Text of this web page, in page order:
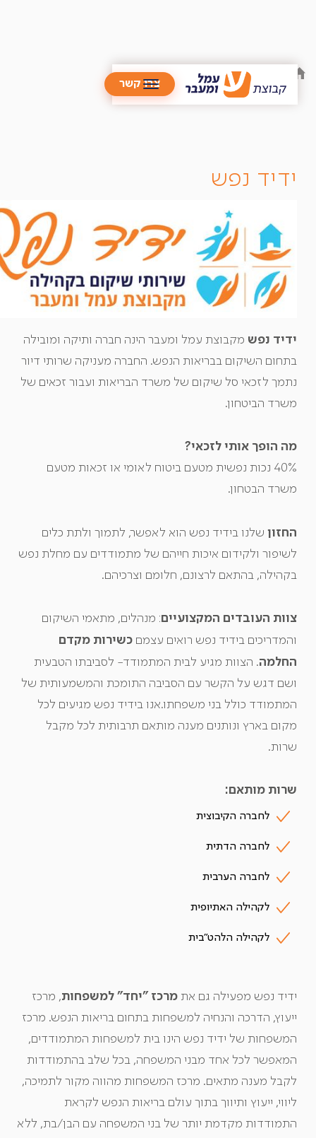
צרו קשר
/ ידיד נפש
ידיד נפש
ידיד נפשמקבוצת עמל ומעבר הינה חברה ותיקה ומובילה
בתחום השיקום בבריאות הנפש. החברה מעניקה שרותי דיור
נתמך לזכאי סל שיקום של משרד הבריאות ועבור זכאים של
משרד הביטחון.
מה הופך אותי לזכאי?
40% נכות נפשית מטעם ביטוח לאומי או זכאות מטעם
משרד הבטחון.
החזוןשלנו בידיד נפש הוא לאפשר, לתמוך ולתת כלים
לשיפור ולקידום איכות חייהם של מתמודדים עם מחלת נפש
בקהילה, בהתאם לרצונם, חלומם וצרכיהם.
צוות העובדים המקצועיים: מנהלים, מתאמי השיקום
והמדריכים בידיד נפש רואים עצמםכשירות מקדם
החלמה. הצוות מגיע לבית המתמודד- לסביבתו הטבעית
ושם דגש על הקשר עם הסביבה התומכת והמשמעותית של
המתמודד כולל בני משפחתו.אנו בידיד נפש מגיעים לכל
מקום בארץ ונותנים מענה מותאם תרבותית לכל מקבל
שרות.
שרות מותאם:
לחברה הקיבוצית
לחברה הדתית
לחברה הערבית
לקהילה האתיופית
לקהילה הלהט"בית
ידיד נפש מפעילה גם את מרכז "יחד" למשפחות, מרכז
ייעוץ, הדרכה והנחיה למשפחות בתחום בריאות הנפש. מרכז
המשפחות של ידיד נפש הינו בית למשפחות המתמודדים,
המאפשר לכל אחד מבני המשפחה, בכל שלב בהתמודדות
לקבל מענה מתאים. מרכז המשפחות מהווה מקור לתמיכה,
ליווי, ייעוץ ותיווך בתוך עולם בריאות הנפש לקראת
התמודדות מקדמת יותר של בני המשפחה עם הבן/בת, ללא